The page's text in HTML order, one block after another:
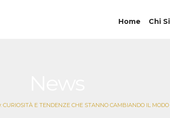
Home Chi
CURIOSITÀ E TENDENZE CHE STANNO CAMBIANDO IL